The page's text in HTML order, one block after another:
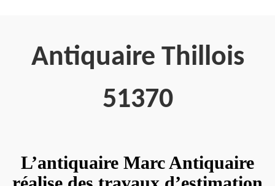
Antiquaire Thillois
51370
L’antiquaire Marc Antiquaire